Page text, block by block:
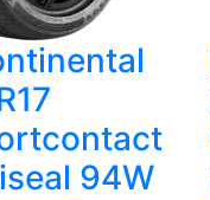
94W